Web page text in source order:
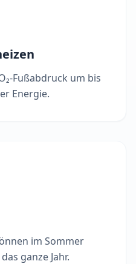
Fußabdruck um bis
Energie.
im Sommer
ganze Jahr.